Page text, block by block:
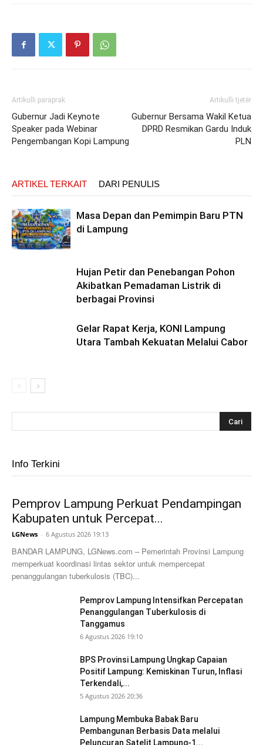
Artikulli paraprak
Gubernur Jadi Keynote
Speaker pada Webinar
Pengembangan Kopi Lampung
Artikulli tjetër
Gubernur Bersama Wakil Ketua
DPRD Resmikan Gardu Induk
PLN
ARTIKEL TERKAIT DARI PENULIS
Masa Depan dan Pemimpin Baru PTN
di Lampung
Hujan Petir dan Penebangan Pohon
Akibatkan Pemadaman Listrik di
berbagai Provinsi
Gelar Rapat Kerja, KONI Lampung
Utara Tambah Kekuatan Melalui Cabor
Info Terkini
Pemprov Lampung Perkuat Pendampingan
Kabupaten untuk Percepat...
LGNews - 6 Agustus 2026 19:13
BANDAR LAMPUNG, LGNews.com – Pemerintah Provinsi Lampung
memperkuat koordinasi lintas sektor untuk mempercepat
penanggulangan tuberkulosis (TBC)...
Pemprov Lampung Intensifkan Percepatan
Penanggulangan Tuberkulosis di
Tanggamus
6 Agustus 2026 19:10
BPS Provinsi Lampung Ungkap Capaian
Positif Lampung: Kemiskinan Turun, Inflasi
Terkendali,...
5 Agustus 2026 20:36
Lampung Membuka Babak Baru
Pembangunan Berbasis Data melalui
Peluncuran Satelit Lampung-1...